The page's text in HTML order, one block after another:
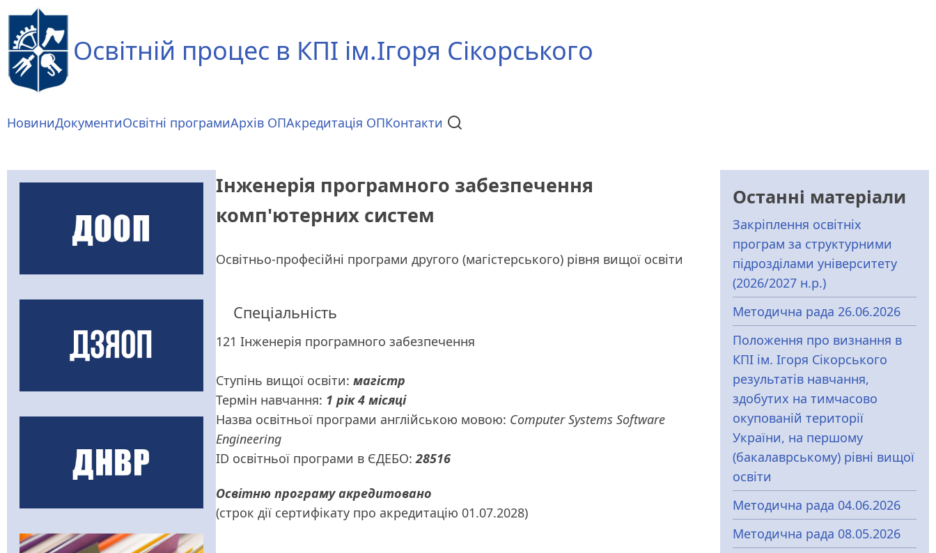
Перейти
основного
вмісту
Освітній процес в КПІ ім.Ігоря Сікорського
Основна
НовиниДокументиОсвітні програмиАрхів ОПАкредитація ОПКонтакти
Інженерія програмного забезпечення
комп'ютерних систем
Освітньо-професійні програми другого (магістерського) рівня вищої освіти
Спеціальність
121 Інженерія програмного забезпечення
Ступінь вищої освіти: магістр
Термін навчання: 1 рік 4 місяці
Назва освітньої програми англійською мовою: Computer Systems Software
Engineering
ID освітньої програми в ЄДЕБО:28516
Освітню програму акредитовано
(строк дії сертифікату про акредитацію 01.07.2028)
Останні матеріали
Закріплення освітніх
програм за структурними
підрозділами університету
(2026/2027 н.р.)
Методична рада 26.06.2026
Положення про визнання в
КПІ ім. Ігоря Сікорського
результатів навчання,
здобутих на тимчасово
окупованій території
України, на першому
(бакалаврському) рівні вищої
освіти
Методична рада 04.06.2026
Методична рада 08.05.2026